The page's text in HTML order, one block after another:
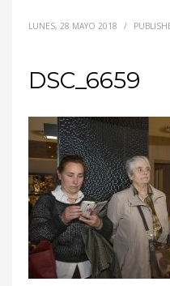
LUNES, 28 MAYO 2018 /
DSC_6659